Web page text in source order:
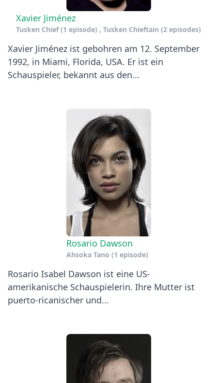
Xavier Jiménez
Tusken Chief(1 episode) , Tusken Chieftain (2 episodes)
Xavier Jiménez ist gebohren am 12. September
1992, in Miami, Florida, USA. Er ist ein
Schauspieler, bekannt aus den...
Rosario Dawson
Ahsoka Tano (1 episode)
Rosario Isabel Dawson ist eine US-
amerikanische Schauspielerin. Ihre Mutter ist
puerto-ricanischer und...